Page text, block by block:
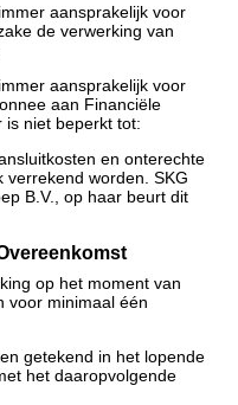
aansprakelijk voor
de verwerking van
aansprakelijk voor
aan Financiële
is niet beperkt tot:
en onterechte
verrekend worden. SKG
B.V., op haar beurt dit
op het moment van
voor minimaal één
getekend in het lopende
het daaropvolgende